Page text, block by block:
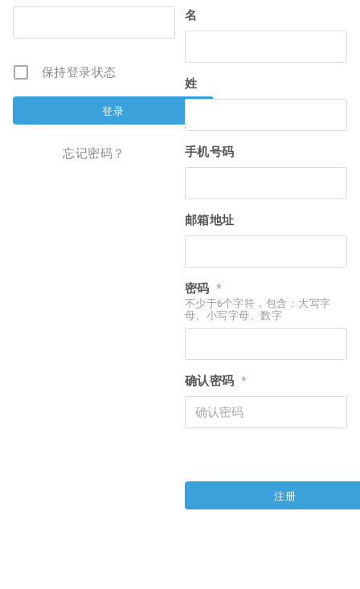
保持登录状态
忘记密码？
名
姓
手机号码
邮箱地址
密码 *
不少于6个字符，包含：大写字
母、小写字母、数字
确认密码 *